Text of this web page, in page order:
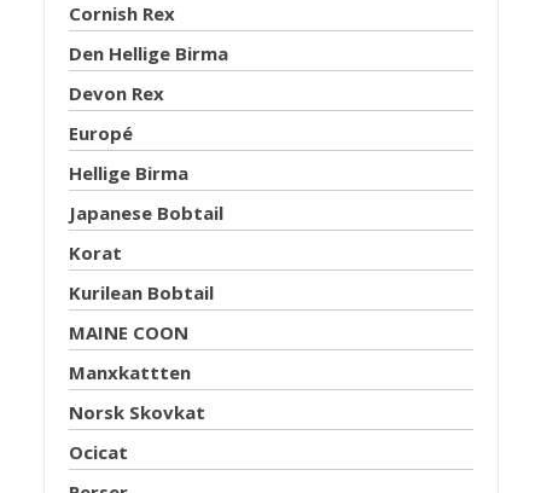
Cornish Rex
Den Hellige Birma
Devon Rex
Europé
Hellige Birma
Japanese Bobtail
Korat
Kurilean Bobtail
MAINE COON
Manxkattten
Norsk Skovkat
Ocicat